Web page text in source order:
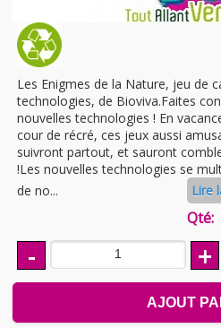
Les Enigmes de la Nature, jeu de
technologies, de Bioviva.Faites
nouvelles technologies ! En
cour de récré, ces jeux aussi
suivront partout, et sauront
!Les nouvelles technologies se
de no...
Lire
Qté:
- +
AJOUT